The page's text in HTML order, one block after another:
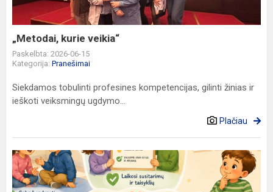
„Metodai, kurie veikia“
Paskelbta: 2026-06-15
Kategorija: Pranešimai
Siekdamos tobulinti profesines kompetencijas, gilinti žinias ir
ieškoti veiksmingų ugdymo...
Plačiau
Ką
turėtų
mokėti